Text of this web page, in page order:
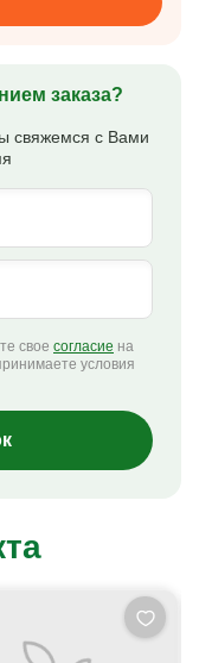
заказа?
свяжемся с Вами
свое согласие на
условия